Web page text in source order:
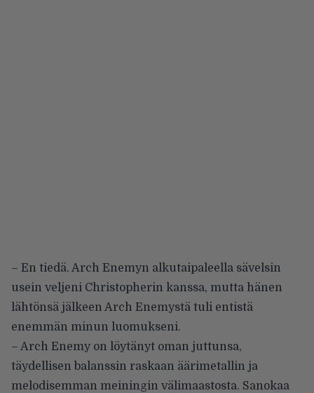
– En tiedä. Arch Enemyn alkutaipaleella sävelsin
usein veljeni Christopherin kanssa, mutta hänen
lähtönsä jälkeen Arch Enemystä tuli entistä
enemmän minun luomukseni.
– Arch Enemy on löytänyt oman juttunsa,
täydellisen balanssin raskaan äärimetallin ja
melodisemman meiningin välimaastosta. Sanokaa